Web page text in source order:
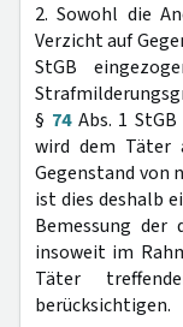
2. Sowohl die
Verzicht auf
StGB
§ 74Abs. 1
wird dem Täter
Gegenstand von
ist dies deshalb
Bemessung der
insoweit im
Täter
berücksichtigen.